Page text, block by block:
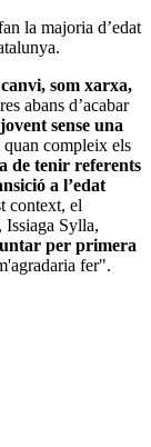
la majoria d’edat
som xarxa,
abans d’acabar
sense una
quan compleix els
de tenir referents
a l’edat
context, el
Issiaga Sylla,
per primera
fer".